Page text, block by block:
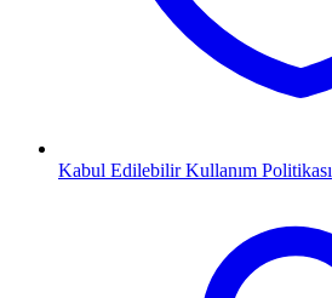
Kabul Edilebilir Kullanım Politikası